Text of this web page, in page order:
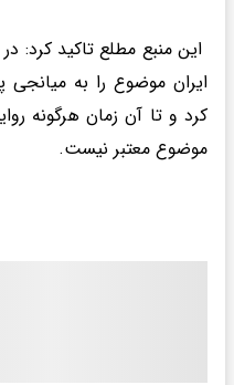
این منبع مطلع تاکید کرد:
ایران موضوع را به میانجی
کرد و تا آن زمان هرگونه
موضوع معتبر نیست.